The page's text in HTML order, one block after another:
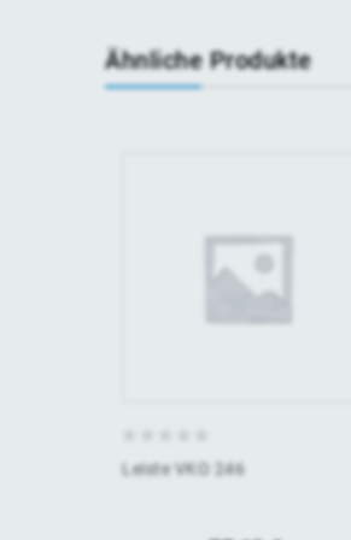
Ähnliche Produkte
Leiste VKO 246